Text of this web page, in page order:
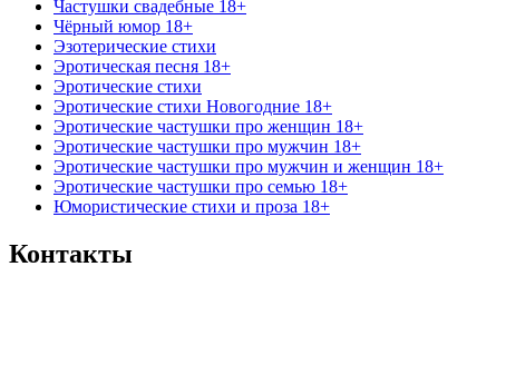
Частушки свадебные 18+
Чёрный юмор 18+
Эзотерические стихи
Эротическая песня 18+
Эротические стихи
Эротические стихи Новогодние 18+
Эротические частушки про женщин 18+
Эротические частушки про мужчин 18+
Эротические частушки про мужчин и женщин 18+
Эротические частушки про семью 18+
Юмористические стихи и проза 18+
Контакты